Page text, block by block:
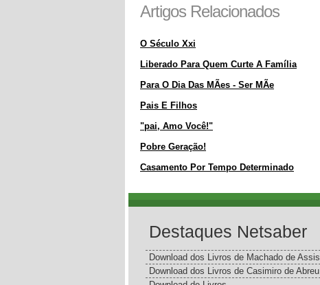
Artigos Relacionados
O Século Xxi
Liberado Para Quem Curte A Família
Para O Dia Das MÃes - Ser MÃe
Pais E Filhos
"pai, Amo Você!"
Pobre Geração!
Casamento Por Tempo Determinado
Destaques Netsaber
Download dos Livros de Machado de Assis
Download dos Livros de Casimiro de Abreu